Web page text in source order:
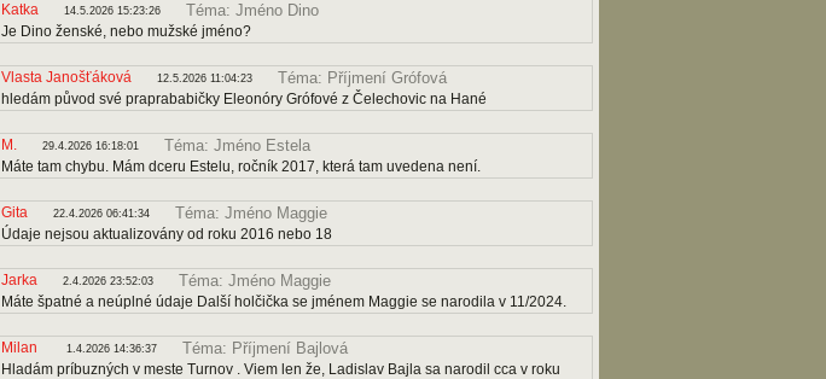
Katka 14.5.2026 15:23:26 Téma: Jméno Dino
Je Dino ženské, nebo mužské jméno?
Vlasta Janošťáková 12.5.2026 11:04:23 Téma: Příjmení Grófová
hledám původ své praprababičky Eleonóry Grófové z Čelechovic na Hané
M. 29.4.2026 16:18:01 Téma: Jméno Estela
Máte tam chybu. Mám dceru Estelu, ročník 2017, která tam uvedena není.
Gita 22.4.2026 06:41:34 Téma: Jméno Maggie
Údaje nejsou aktualizovány od roku 2016 nebo 18
Jarka 2.4.2026 23:52:03 Téma: Jméno Maggie
Máte špatné a neúplné údaje Další holčička se jménem Maggie se narodila v 11/2024.
Milan 1.4.2026 14:36:37 Téma: Příjmení Bajlová
Hladám príbuzných v meste Turnov . Viem len že, Ladislav Bajla sa narodil cca v roku